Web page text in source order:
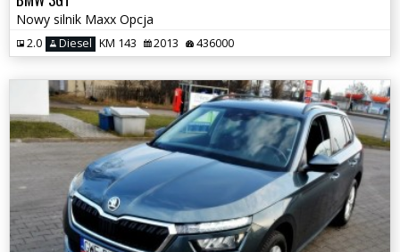
Nowy silnik Maxx Opcja
2.0 Diesel KM 143 2013 436000